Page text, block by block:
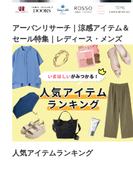
アーバンリサーチ｜涼感アイテム＆
セール特集｜レディース・メンズ
人気アイテムランキング